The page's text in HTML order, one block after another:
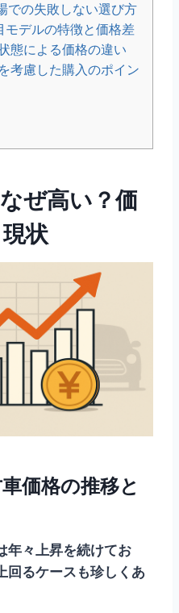
での失敗しない選び方
デルの特徴と価格差
態による価格の違い
考慮した購入のポイン
ぜ高い？価
状
価格の推移と
年々上昇を続けてお
回るケースも珍しくあ